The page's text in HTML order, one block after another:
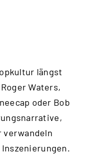
längst
Waters,
oder Bob